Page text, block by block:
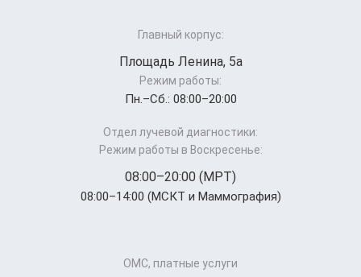
Главный корпус:
Площадь Ленина, 5а
Режим работы:
Пн.–Cб.: 08:00–20:00
Отдел лучевой диагностики:
Режим работы в Воскресенье:
08:00–20:00 (МРТ)
08:00–14:00 (МСКТ и Маммография)
ОМС, платные услуги